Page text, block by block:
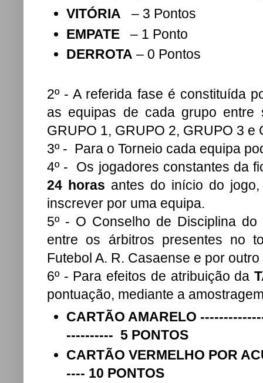
VITÓRIA – 3 Pontos
EMPATE – 1 Ponto
DERROTA – 0 Pontos
2º - A referida fase é constituída
as equipas de cada grupo entre
GRUPO 1, GRUPO 2, GRUPO 3 e
3º - Para o Torneio cada equipa
4º - Os jogadores constantes da
24 horas antes do início do
inscrever por uma equipa.
5º - O Conselho de Disciplina
entre os árbitros presentes no
Futebol A. R. Casaense e por
6º - Para efeitos de atribuição da
pontuação, mediante a
CARTÃO AMARELO
---------- 5 PONTOS
CARTÃO VERMELHO POR
---- 10 PONTOS